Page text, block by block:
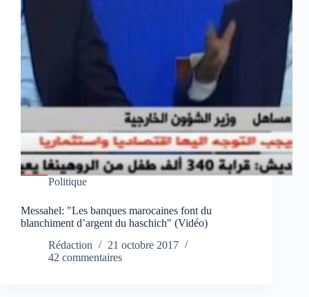
Politique
Messahel: "Les banques marocaines font du
blanchiment d’argent du haschich" (Vidéo)
Rédaction
21 octobre 2017
42 commentaires